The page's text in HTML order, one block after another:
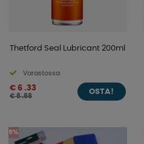
Thetford Seal Lubricant 200ml
Varastossa
€ 6 .33
€ 6 .66
OSTA!
5%